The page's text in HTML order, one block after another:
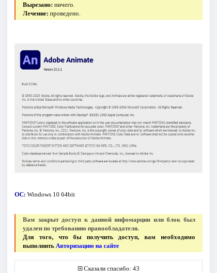
Вырезано: ничего.
Лечение: проведено.
ОС: Windows 10 64bit
Вам закрыт доступ к данной инфомарции или блок был
удален по требованию правообладателя.
Для того, что бы получить доступ, вам необходимо
выполнитьАвторизацию на сайте
Сказали спасибо: 43